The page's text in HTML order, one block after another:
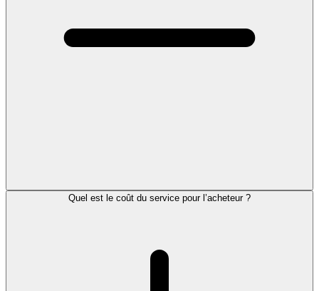
Quel est le coût du service pour l’acheteur ?